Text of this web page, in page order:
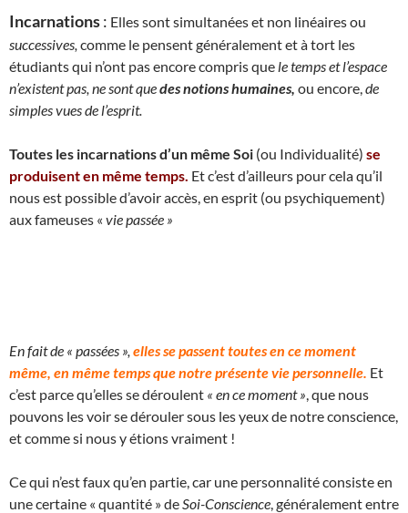
Incarnations: Elles sont simultanées et non linéaires ou
successives, comme le pensent généralement et à tort les
étudiants qui n’ont pas encore compris que le temps et l’espace
n’existent pas, ne sont quedes notions humaines, ou encore, de
simples vues de l’esprit.
Toutes les incarnations d’un même Soi (ou Individualité) se
produisent en même temps. Et c’est d’ailleurs pour cela qu’il
nous est possible d’avoir accès, en esprit (ou psychiquement)
aux fameuses « vie passée »
En fait de « passées », elles se passent toutes en ce moment
même, en même temps que notre présente vie personnelle. Et
c’est parce qu’elles se déroulent « en ce moment » , que nous
pouvons les voir se dérouler sous les yeux de notre conscience,
et comme si nous y étions vraiment !
Ce qui n’est faux qu’en partie, car une personnalité consiste en
une certaine « quantité » de Soi-Conscience , généralement entre